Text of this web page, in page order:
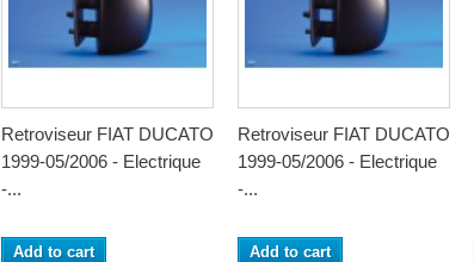
Retroviseur FIAT DUCATO
1999-05/2006 - Electrique
-...
Add to cart
Retroviseur FIAT DUCATO
1999-05/2006 - Electrique
-...
Add to cart